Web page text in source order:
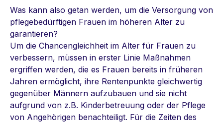
Was kann also getan werden, um die Versorgung von
pflegebedürftigen Frauen im höheren Alter zu
garantieren?
Um die Chancengleichheit im Alter für Frauen zu
verbessern, müssen in erster Linie Maßnahmen
ergriffen werden, die es Frauen bereits in früheren
Jahren ermöglicht, ihre Rentenpunkte gleichwertig
gegenüber Männern aufzubauen und sie nicht
aufgrund von z.B. Kinderbetreuung oder der Pflege
von Angehörigen benachteiligt. Für die Zeiten des